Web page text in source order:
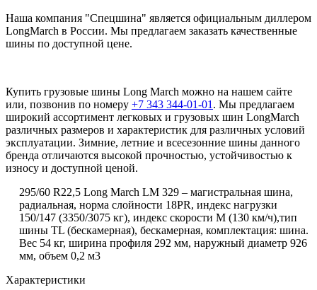
Наша компания "Спецшина" является официальным диллером
LongMarch в России. Мы предлагаем заказать качественные
шины по доступной цене.
Купить грузовые шины Long March можно на нашем сайте
или, позвонив по номеру +7 343 344-01-01 . Мы предлагаем
широкий ассортимент легковых и грузовых шин LongMarch
различных размеров и характеристик для различных условий
эксплуатации. Зимние, летние и всесезонние шины данного
бренда отличаются высокой прочностью, устойчивостью к
износу и доступной ценой.
295/60 R22,5 Long March LM 329 – магистральная шина,
радиальная, норма слойности 18PR, индекс нагрузки
150/147 (3350/3075 кг), индекс скорости М (130 км/ч),тип
шины TL (бескамерная), бескамерная, комплектация: шина.
Вес 54 кг, ширина профиля 292 мм, наружный диаметр 926
мм, объем 0,2 м3
Характеристики